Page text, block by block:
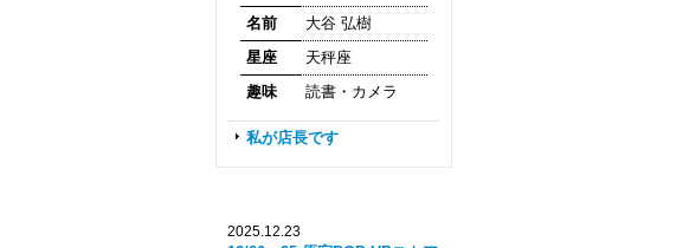
名前
大谷 弘樹
星座
天秤座
趣味
読書・カメラ
私が店長です
2025.12.23